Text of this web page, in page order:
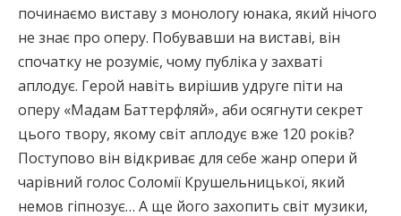
починаємо виставу з монологу юнака, який нічого
не знає про оперу. Побувавши на виставі, він
спочатку не розуміє, чому публіка у захваті
аплодує. Герой навіть вирішив удруге піти на
оперу «Мадам Баттерфляй», аби осягнути секрет
цього твору, якому світ аплодує вже 120 років?
Поступово він відкриває для себе жанр опери й
чарівний голос Соломії Крушельницької, який
немов гіпнозує… А ще його захопить світ музики,